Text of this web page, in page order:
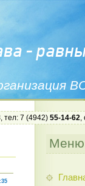
, тел: 7 (4942) 55-14-62,
Меню